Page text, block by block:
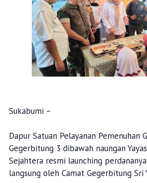
Sukabumi –
Dapur Satuan Pelayanan Pemenuhan
Gegerbitung 3 dibawah naungan
Sejahtera resmi launching
langsung oleh Camat Gegerbitung Sri